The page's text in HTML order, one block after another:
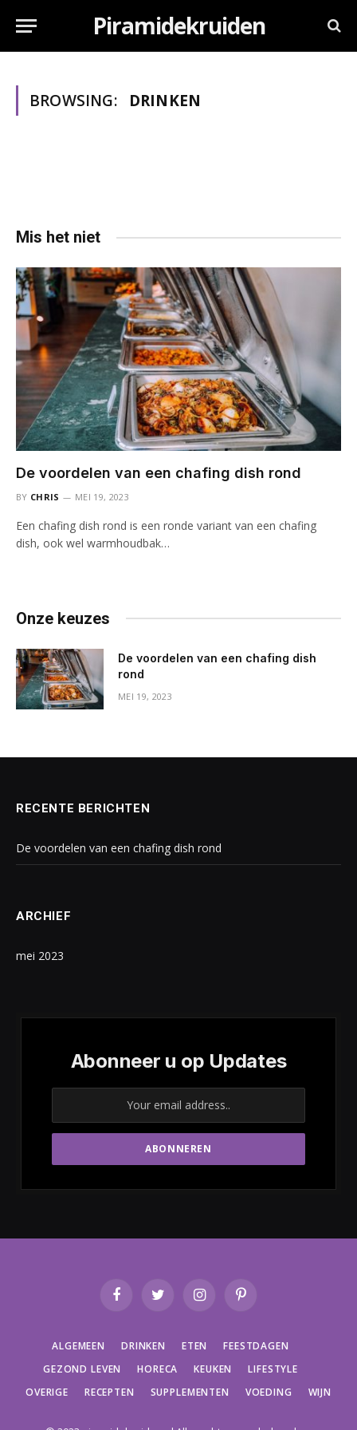
Piramidekruiden
BROWSING: DRINKEN
Mis het niet
De voordelen van een chafing dish rond
BY CHRIS MEI 19, 2023
Een chafing dish rond is een ronde variant van een chafing
dish, ook wel warmhoudbak…
Onze keuzes
De voordelen van een chafing dish
rond
MEI 19, 2023
RECENTE BERICHTEN
De voordelen van een chafing dish rond
ARCHIEF
mei 2023
Abonneer u op Updates
FacebookTwitter InstagramPinterest
ALGEMEEN DRINKEN ETEN
FEESTDAGEN
GEZOND LEVEN
HORECA KEUKEN
LIFESTYLE
OVERIGE
RECEPTEN SUPPLEMENTEN VOEDING WIJN